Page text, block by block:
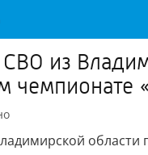
из
чемпионате